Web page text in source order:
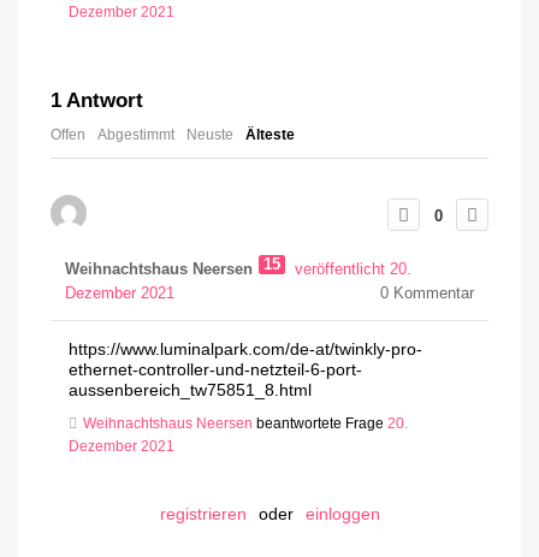
Dezember 2021
1 Antwort
Offen Abgestimmt Neuste Älteste
0
Weihnachtshaus Neersen 15
veröffentlicht 20.
Dezember 2021
0 Kommentar
https://www.luminalpark.com/de-at/twinkly-pro-
ethernet-controller-und-netzteil-6-port-
aussenbereich_tw75851_8.html
Weihnachtshaus Neersen beantwortete Frage 20.
Dezember 2021
registrieren oder einloggen